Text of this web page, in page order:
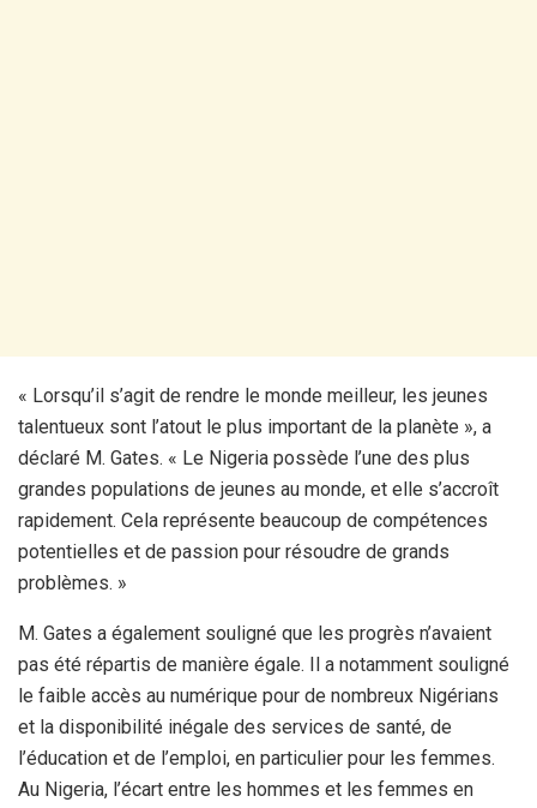
« Lorsqu’il s’agit de rendre le monde meilleur, les jeunes
talentueux sont l’atout le plus important de la planète », a
déclaré M. Gates. « Le Nigeria possède l’une des plus
grandes populations de jeunes au monde, et elle s’accroît
rapidement. Cela représente beaucoup de compétences
potentielles et de passion pour résoudre de grands
problèmes. »
M. Gates a également souligné que les progrès n’avaient
pas été répartis de manière égale. Il a notamment souligné
le faible accès au numérique pour de nombreux Nigérians
et la disponibilité inégale des services de santé, de
l’éducation et de l’emploi, en particulier pour les femmes.
Au Nigeria, l’écart entre les hommes et les femmes en